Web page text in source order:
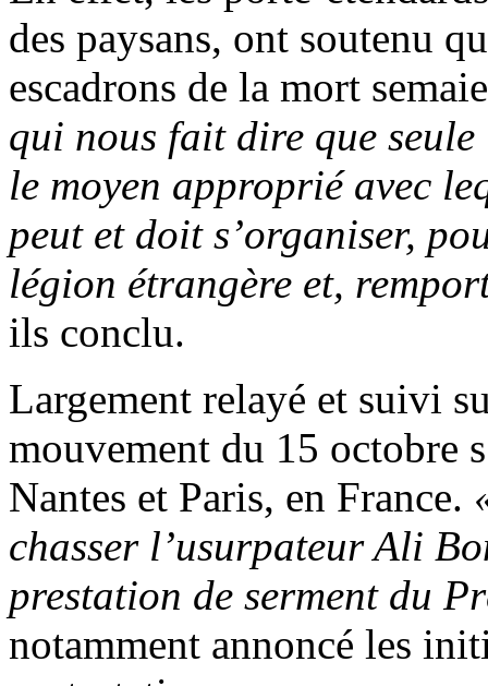
des paysans, ont soutenu
escadrons de la mort
qui nous fait dire que
le moyen approprié avec
peut et doit s’organiser,
légion étrangère et,
ils conclu.
Largement relayé et suivi
mouvement du 15 octobre
Nantes et Paris, en France.
chasser l’usurpateur Ali
prestation de serment du
notamment annoncé les